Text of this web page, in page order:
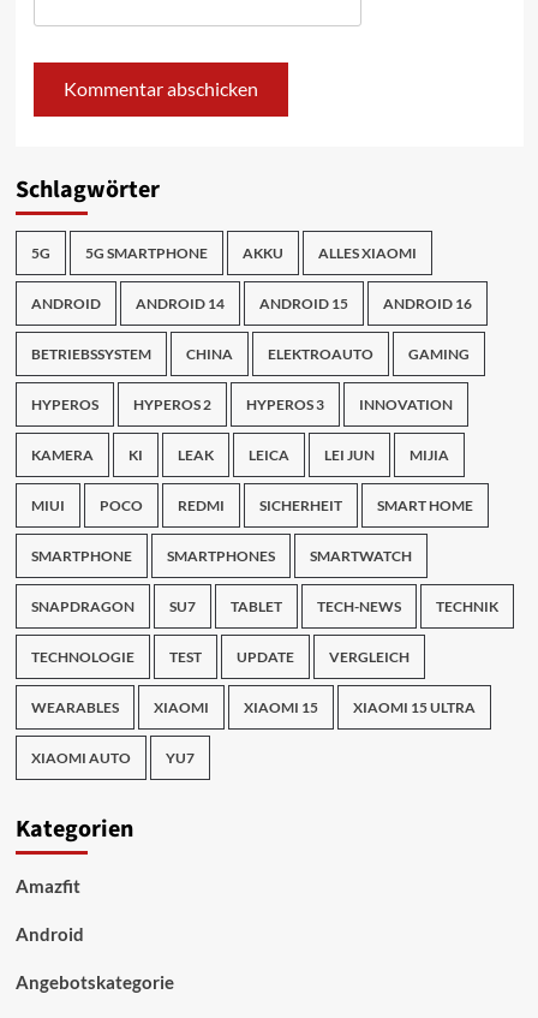
Schlagwörter
5G 5G SMARTPHONE AKKU ALLES XIAOMI
ANDROID ANDROID 14 ANDROID 15 ANDROID 16
BETRIEBSSYSTEM CHINA ELEKTROAUTO GAMING
HYPEROS HYPEROS 2 HYPEROS 3 INNOVATION
KAMERA KI LEAK LEICA LEI JUN MIJIA
MIUI POCO REDMI SICHERHEIT SMART HOME
SMARTPHONE SMARTPHONES SMARTWATCH
SNAPDRAGON SU7 TABLET TECH-NEWS TECHNIK
TECHNOLOGIE TEST UPDATE VERGLEICH
WEARABLES XIAOMI XIAOMI 15 XIAOMI 15 ULTRA
XIAOMI AUTO YU7
Kategorien
Amazfit
Android
Angebotskategorie